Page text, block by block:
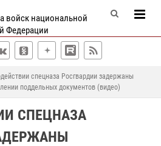
войск национальной
Федерации
спецназа Росгвардии задержаны
поддельных документов (видео)
СПЕЦНАЗА